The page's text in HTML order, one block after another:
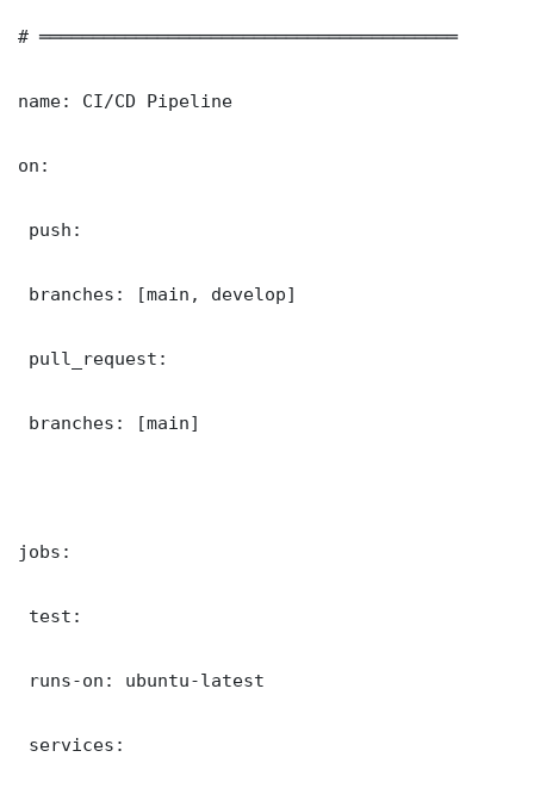
# ═══════════════════════════════════════
name: CI/CD Pipeline
on:
push:
branches: [main, develop]
pull_request:
branches: [main]
jobs:
test:
runs-on: ubuntu-latest
services: